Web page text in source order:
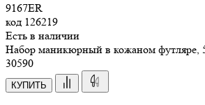
9167ER
код 126219
Есть в наличии
Набор маникюрный в кожаном футляре,
30590
КУПИТЬ